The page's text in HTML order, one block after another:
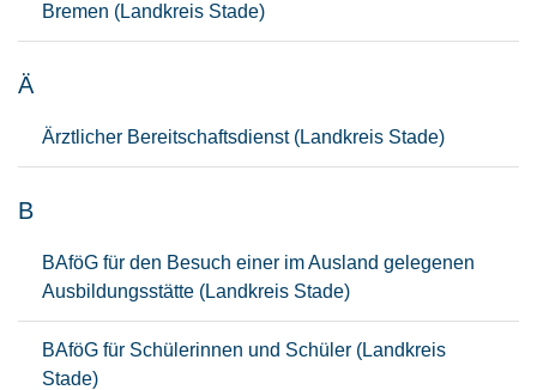
Bremen (Landkreis Stade)
Ä
Ärztlicher Bereitschaftsdienst (Landkreis Stade)
B
BAföG für den Besuch einer im Ausland gelegenen
Ausbildungsstätte (Landkreis Stade)
BAföG für Schülerinnen und Schüler (Landkreis
Stade)